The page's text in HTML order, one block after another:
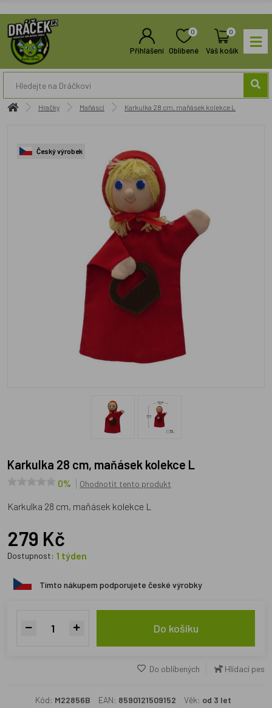
Přihlášení
0
Oblíbené
0
Váš košík
Hračky Maňásci Karkulka 28 cm, maňásek kolekce L
Český výrobek
Karkulka 28 cm, maňásek kolekce L
0% Ohodnotit tento produkt
Karkulka 28 cm, maňásek kolekce L
279 Kč
Dostupnost: 1 týden
Tímto nákupem podporujete české výrobky
Do košíku
Do oblíbených Hlídací pes
Kód: M22856B EAN: 8590121509152 Věk: od 3 let